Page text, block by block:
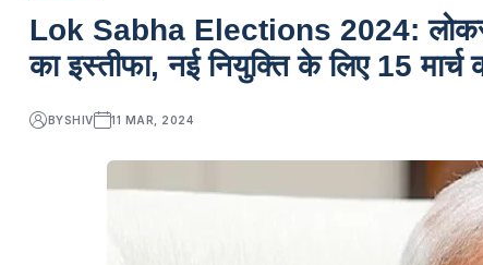
Lok Sabha Elections 2024:
का इस्तीफा, नई नियुक्ति के लिए 15 मार्च
BYSHIV 11 MAR, 2024